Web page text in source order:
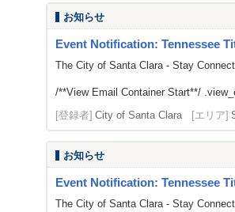
お知らせ
Event Notification: Tennessee
The City of Santa Clara - Stay
/**View Email Container Start**/
[登録者] City of Santa Clara [エリア]
お知らせ
Event Notification: Tennessee
The City of Santa Clara - Stay